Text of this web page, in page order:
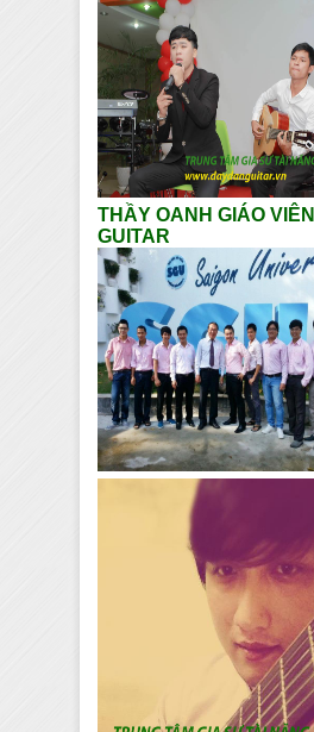
THẦY OANH GIÁO VIÊN
GUITAR